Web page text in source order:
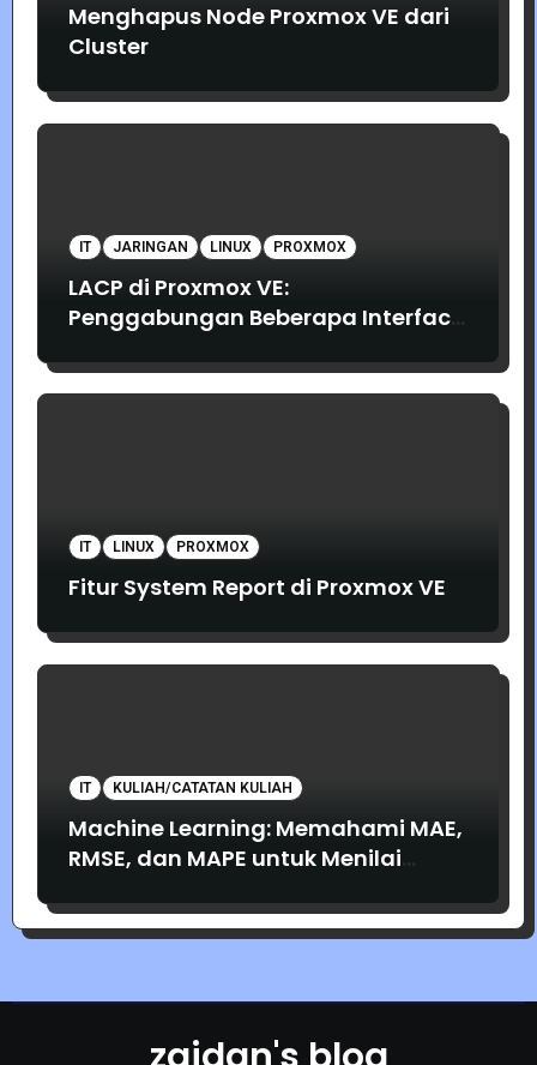
Menghapus Node Proxmox VE dari
Cluster
IT JARINGAN LINUX PROXMOX
LACP di Proxmox VE:
Penggabungan Beberapa Interface
IT LINUX PROXMOX
Fitur System Report di Proxmox VE
IT KULIAH/CATATAN KULIAH
Machine Learning: Memahami MAE,
RMSE, dan MAPE untuk Menilai